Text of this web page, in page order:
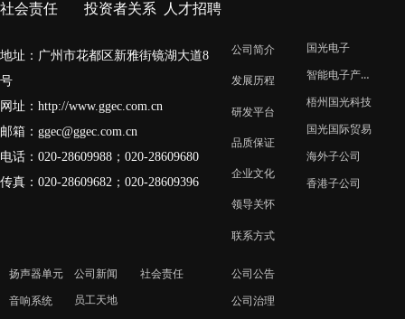
公司简介
发展历程
研发平台
品质保证
企业文化
领导关怀
联系方式
国光电子
智能电子产业园
梧州国光科技
国光国际贸易
海外子公司
香港子公司
公司新闻
员工天地
扬声器单元
音响系统
公司公告
公司治理
投资者关系 人才招聘
地址：广州市花都区新雅街镜湖大道8
号
网址： http://www.ggec.com.cn
邮箱： ggec@ggec.com.cn
电话：020-28609988； 020-28609680
传真：020-28609682；020-28609396
社会责任
社会责任